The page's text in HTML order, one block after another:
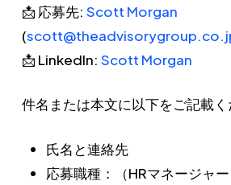
📩 応募先: Scott Morgan
(
📩 LinkedIn: Scott Morgan
件名または本文に以下をご記載く
氏名と連絡先
応募職種：（HRマネージャー